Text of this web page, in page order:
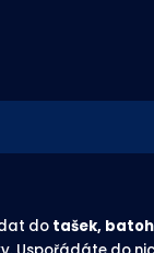
do tašek,